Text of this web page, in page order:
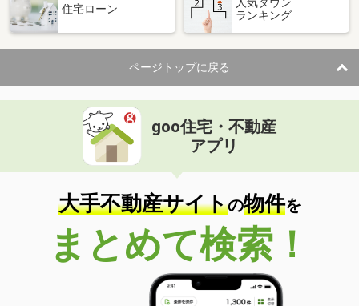
住宅ローン
ランキング
ページトップに戻る
goo住宅・不動産
アプリ
大手不動産サイトの物件を
まとめて検索！